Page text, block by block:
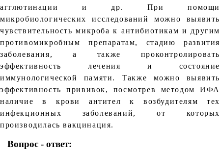
агглютинации и др. При помощи
микробиологических исследований можно выявить
чувствительность микроба к антибиотикам и другим
противомикробным препаратам, стадию развития
заболевания, а также проконтролировать
эффективность лечения и состояние
иммунологической памяти. Также можно выявить
эффективность прививок, посмотрев методом ИФА
наличие в крови антител к возбудителям тех
инфекционных заболеваний, от которых
производилась вакцинация.
Вопрос - ответ: